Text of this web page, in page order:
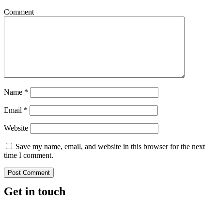
Comment
Name *
Email *
Website
Save my name, email, and website in this browser for the next
time I comment.
Get in touch